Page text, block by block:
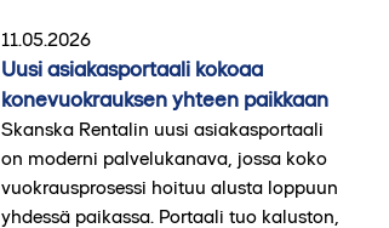
11.05.2026
Uusi asiakasportaali kokoaa
konevuokrauksen yhteen paikkaan
Skanska Rentalin uusi asiakasportaali
on moderni palvelukanava, jossa koko
vuokrausprosessi hoituu alusta loppuun
yhdessä paikassa. Portaali tuo kaluston,